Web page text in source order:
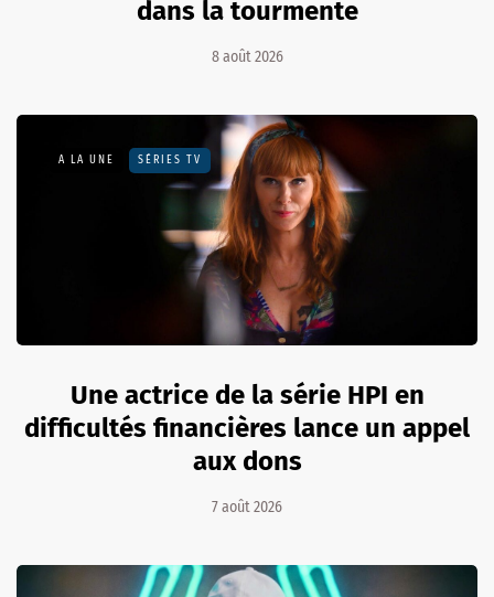
dans la tourmente
8 août 2026
A LA UNE SÉRIES TV
Une actrice de la série HPI en
difficultés financières lance un appel
aux dons
7 août 2026